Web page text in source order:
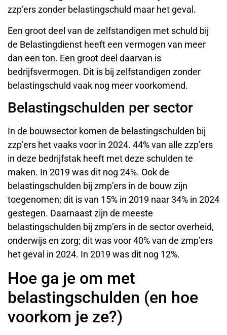
zzp’ers zonder belastingschuld maar het geval.
Een groot deel van de zelfstandigen met schuld bij
de Belastingdienst heeft een vermogen van meer
dan een ton. Een groot deel daarvan is
bedrijfsvermogen. Dit is bij zelfstandigen zonder
belastingschuld vaak nog meer voorkomend.
Belastingschulden per sector
In de bouwsector komen de belastingschulden bij
zzp’ers het vaaks voor in 2024. 44% van alle zzp’ers
in deze bedrijfstak heeft met deze schulden te
maken. In 2019 was dit nog 24%. Ook de
belastingschulden bij zmp’ers in de bouw zijn
toegenomen; dit is van 15% in 2019 naar 34% in 2024
gestegen. Daarnaast zijn de meeste
belastingschulden bij zmp’ers in de sector overheid,
onderwijs en zorg; dit was voor 40% van de zmp’ers
het geval in 2024. In 2019 was dit nog 12%.
Hoe ga je om met
belastingschulden (en hoe
voorkom je ze?)